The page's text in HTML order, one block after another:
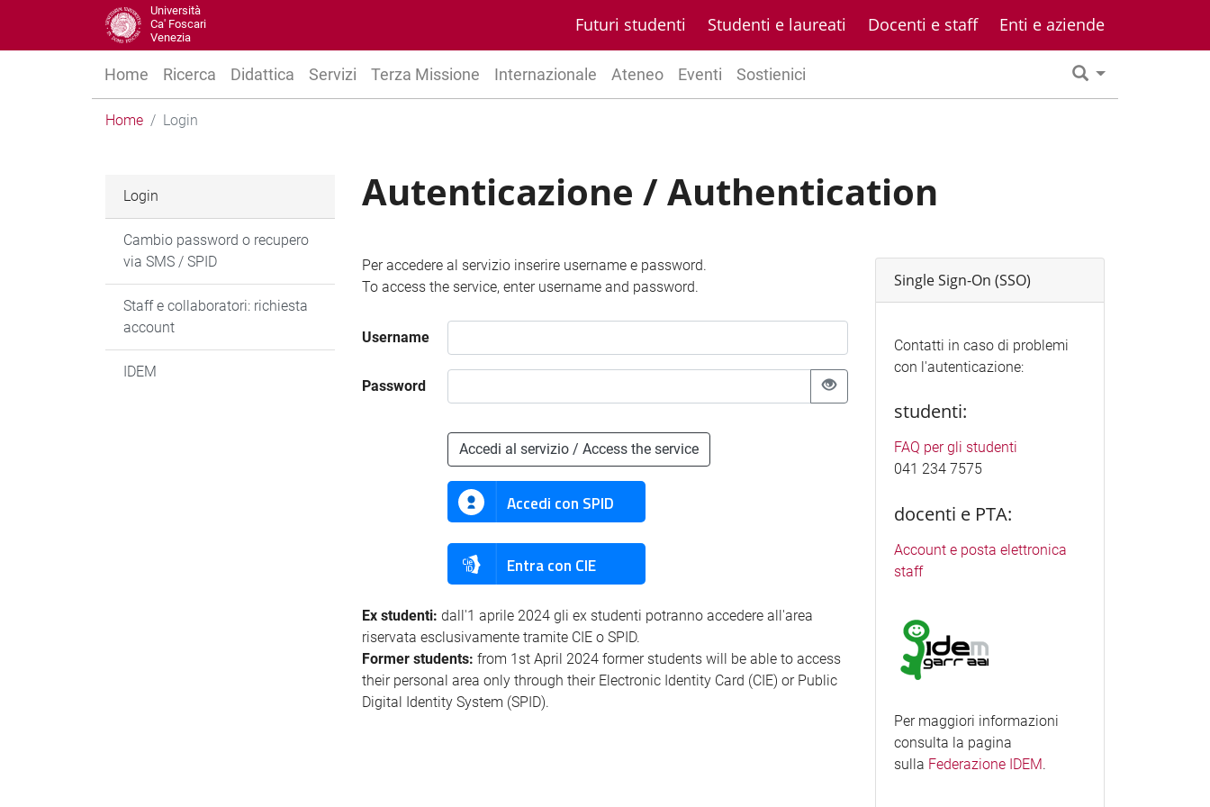
Università
Ca' Foscari
Venezia
Futuri studenti Studenti e laureati Docenti e staff Enti e aziende
Home Ricerca Didattica Servizi Terza Missione Internazionale Ateneo Eventi Sostienici
Home Login
Autenticazione / Authentication
Per accedere al servizio inserire username e password.
To access the service, enter username and password.
Username
Password
Accedi al servizio / Access the service
Accedi con SPID
Entra con CIE
Ex studenti: dall'1 aprile 2024 gli ex studenti potranno accedere all'area
riservata esclusivamente tramite CIE o SPID.
Former students: from 1st April 2024 former students will be able to access
their personal area only through their Electronic Identity Card (CIE) or Public
Digital Identity System (SPID).
Single Sign-On (SSO)
Contatti in caso di problemi
con l'autenticazione:
studenti:
FAQ per gli studenti
041 234 7575
docenti e PTA:
Account e posta elettronica
staff
Per maggiori informazioni
consulta la pagina
sulla Federazione IDEM.
Login
Cambio password o recupero
via SMS / SPID
Staff e collaboratori: richiesta
account
IDEM